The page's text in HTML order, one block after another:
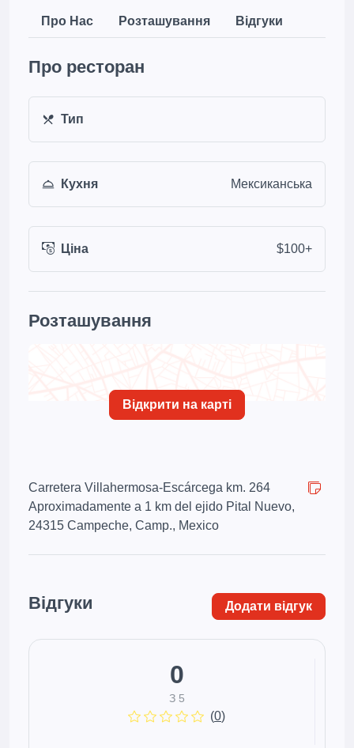
Про Нас Розташування Відгуки
Про ресторан
Тип
Кухня Мексиканська
Ціна $100+
Розташування
Відкрити на карті
Carretera Villahermosa-Escárcega km. 264
Aproximadamente a 1 km del ejido Pital Nuevo,
24315 Campeche, Camp., Mexico
Відгуки Додати відгук
0
З 5
(0)